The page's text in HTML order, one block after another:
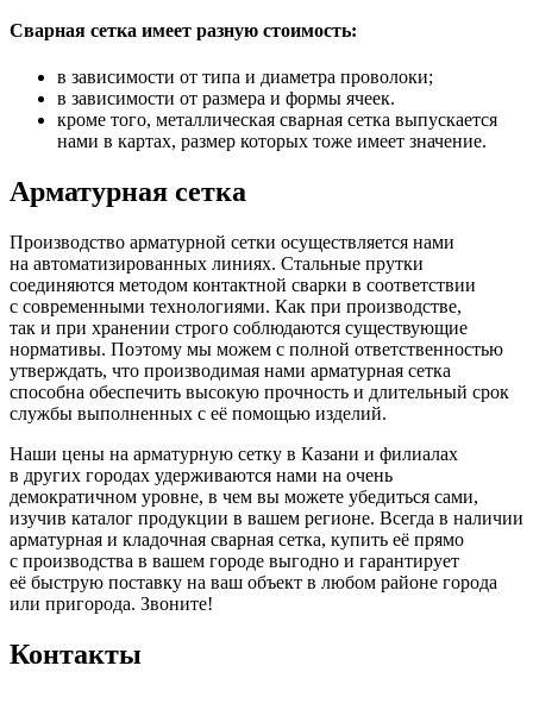
Сварная сетка имеет разную стоимость:
в зависимости от типа и диаметра проволоки;
в зависимости от размера и формы ячеек.
кроме того, металлическая сварная сетка выпускается
нами в картах, размер которых тоже имеет значение.
Арматурная сетка
Производство арматурной сетки осуществляется нами
на автоматизированных линиях. Стальные прутки
соединяются методом контактной сварки в соответствии
с современными технологиями. Как при производстве,
так и при хранении строго соблюдаются существующие
нормативы. Поэтому мы можем с полной ответственностью
утверждать, что производимая нами арматурная сетка
способна обеспечить высокую прочность и длительный срок
службы выполненных с её помощью изделий.
Наши цены на арматурную сетку в Казани и филиалах
в других городах удерживаются нами на очень
демократичном уровне, в чем вы можете убедиться сами,
изучив каталог продукции в вашем регионе. Всегда в наличии
арматурная и кладочная сварная сетка, купить её прямо
с производства в вашем городе выгодно и гарантирует
её быструю поставку на ваш объект в любом районе города
или пригорода. Звоните!
Контакты